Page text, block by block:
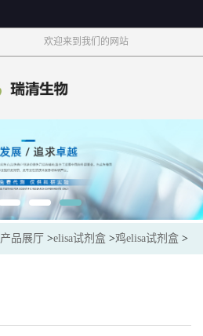
欢迎来到我们的网站
产品展厅 >elisa试剂盒 >鸡elisa试剂盒 >